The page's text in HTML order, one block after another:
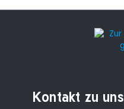
Kontakt zu uns